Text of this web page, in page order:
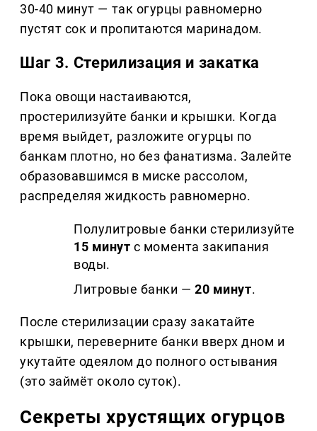
30-40 минут — так огурцы равномерно
пустят сок и пропитаются маринадом.
Шаг 3. Стерилизация и закатка
Пока овощи настаиваются,
простерилизуйте банки и крышки. Когда
время выйдет, разложите огурцы по
банкам плотно, но без фанатизма. Залейте
образовавшимся в миске рассолом,
распределяя жидкость равномерно.
Полулитровые банки стерилизуйте
15 минут с момента закипания
воды.
Литровые банки —20 минут.
После стерилизации сразу закатайте
крышки, переверните банки вверх дном и
укутайте одеялом до полного остывания
(это займёт около суток).
Секреты хрустящих огурцов